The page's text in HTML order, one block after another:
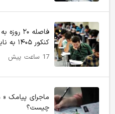
کنکور ۱۴۰۵ به نابرابری آموزشی
17 ساعت پیش
ماجرای پیامک
چیست؟